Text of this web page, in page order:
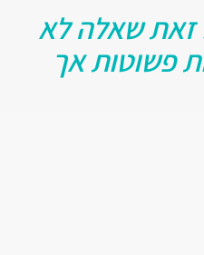
זאת שאלה לא
פשוטות אך